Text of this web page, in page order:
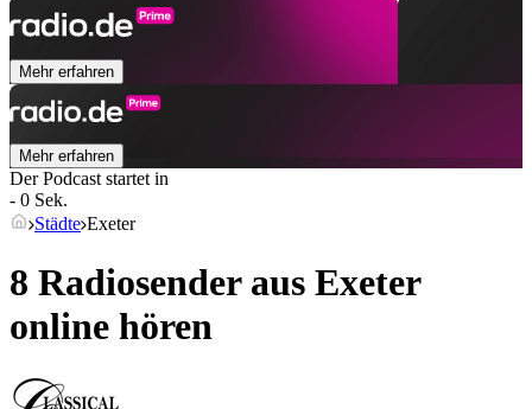
Mehr erfahren
Mehr erfahren
Der Podcast startet in
- 0 Sek.
Städte Exeter
8 Radiosender aus Exeter
online hören